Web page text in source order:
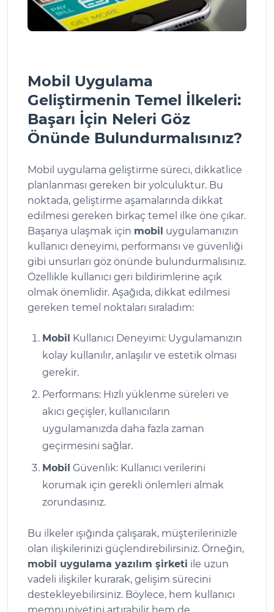
Mobil Uygulama
Geliştirmenin Temel İlkeleri:
Başarı İçin Neleri Göz
Önünde Bulundurmalısınız?
Mobil uygulama geliştirme süreci, dikkatlice
planlanması gereken bir yolculuktur. Bu
noktada, geliştirme aşamalarında dikkat
edilmesi gereken birkaç temel ilke öne çıkar.
Başarıya ulaşmak için mobil uygulamanızın
kullanıcı deneyimi, performansı ve güvenliği
gibi unsurları göz önünde bulundurmalısınız.
Özellikle kullanıcı geri bildirimlerine açık
olmak önemlidir. Aşağıda, dikkat edilmesi
gereken temel noktaları sıraladım:
Mobil Kullanıcı Deneyimi: Uygulamanızın
kolay kullanılır, anlaşılır ve estetik olması
gerekir.
Performans: Hızlı yüklenme süreleri ve
akıcı geçişler, kullanıcıların
uygulamanızda daha fazla zaman
geçirmesini sağlar.
Mobil Güvenlik: Kullanıcı verilerini
korumak için gerekli önlemleri almak
zorundasınız.
Bu ilkeler ışığında çalışarak, müşterilerinizle
olan ilişkilerinizi güçlendirebilirsiniz. Örneğin,
mobil uygulama yazılım şirketi ile uzun
vadeli ilişkiler kurarak, gelişim sürecini
destekleyebilirsiniz. Böylece, hem kullanıcı